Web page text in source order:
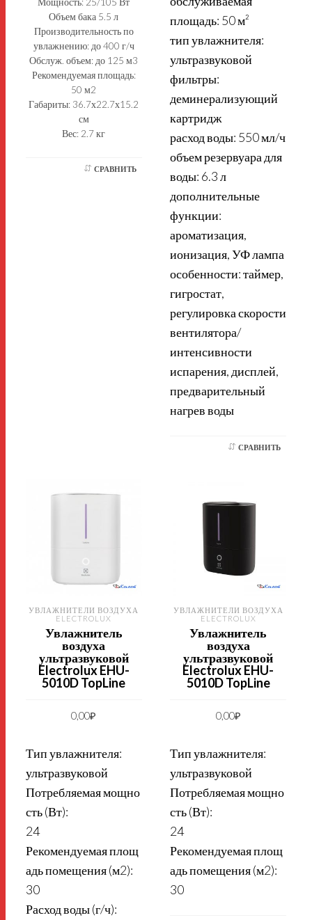
Объем бака 5.5 л
Производительность по
увлажнению: до 400 г/ч
Обслуж. объем: до 125 м3
Рекомендуемая площадь:
50 м2
Габариты: 36.7х22.7х15.2
см
Вес: 2.7 кг
СРАВНИТЬ
площадь: 50 м²
тип увлажнителя:
ультразвуковой
фильтры:
деминерализующий
картридж
расход воды: 550 мл/ч
объем резервуара для
воды: 6.3 л
дополнительные
функции:
ароматизация,
ионизация, УФ лампа
особенности: таймер,
гигростат,
регулировка скорости
вентилятора/
интенсивности
испарения, дисплей,
предварительный
нагрев воды
СРАВНИТЬ
УВЛАЖНИТЕЛИ ВОЗДУХА
ELECTROLUX
Увлажнитель
воздуха
ультразвуковой
Electrolux EHU-
5010D TopLine
0,00₽
Тип увлажнителя:
ультразвуковой
Потребляемая мощно
сть (Вт):
24
Рекомендуемая площ
адь помещения (м2):
30
Расход воды (г/ч):
УВЛАЖНИТЕЛИ ВОЗДУХА
ELECTROLUX
Увлажнитель
воздуха
ультразвуковой
Electrolux EHU-
5010D TopLine
0,00₽
Тип увлажнителя:
ультразвуковой
Потребляемая мощно
сть (Вт):
24
Рекомендуемая площ
адь помещения (м2):
30